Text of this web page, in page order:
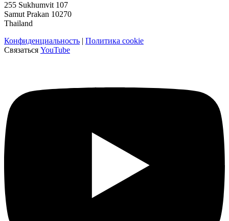
255 Sukhumvit 107
Samut Prakan 10270
Thailand
Конфиденциальность | Политика cookie
Связаться YouTube